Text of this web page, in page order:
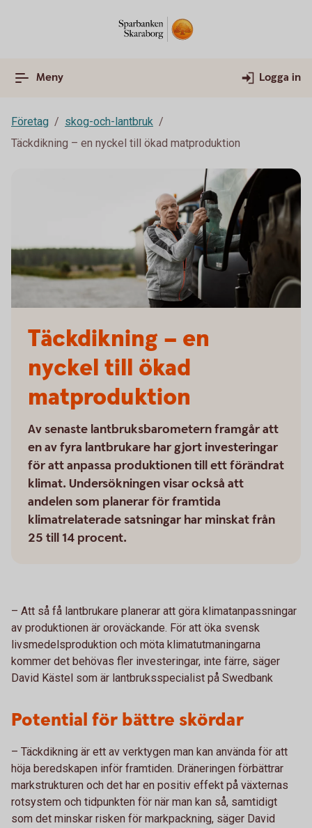
Meny Logga in
Företag
skog-och-lantbruk
Täckdikning – en nyckel till ökad matproduktion
Täckdikning – en
nyckel till ökad
matproduktion
Av senaste lantbruksbarometern framgår att
en av fyra lantbrukare har gjort investeringar
för att anpassa produktionen till ett förändrat
klimat. Undersökningen visar också att
andelen som planerar för framtida
klimatrelaterade satsningar har minskat från
25 till 14 procent.
– Att så få lantbrukare planerar att göra klimatanpassningar
av produktionen är oroväckande. För att öka svensk
livsmedelsproduktion och möta klimatutmaningarna
kommer det behövas fler investeringar, inte färre, säger
David Kästel som är lantbruksspecialist på Swedbank
Potential för bättre skördar
– Täckdikning är ett av verktygen man kan använda för att
höja beredskapen inför framtiden. Dräneringen förbättrar
markstrukturen och det har en positiv effekt på växternas
rotsystem och tidpunkten för när man kan så, samtidigt
som det minskar risken för markpackning, säger David